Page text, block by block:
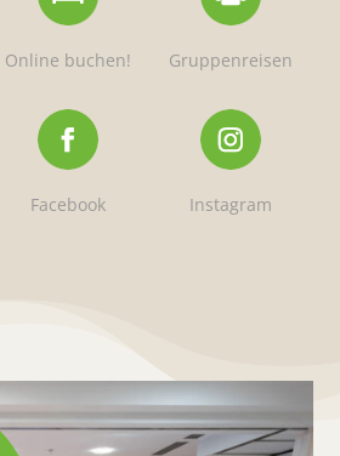
Online buchen! Gruppenreisen
Facebook Instagram